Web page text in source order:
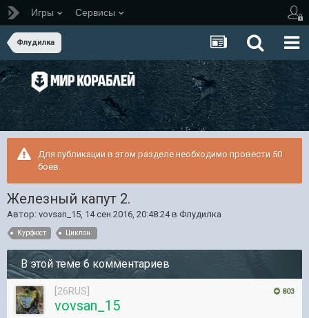
Игры Сервисы
Флудилка
Для публикации в этом разделе необходимо провести 50
боёв.
Железный капут 2.
Автор: vovsan_15, 14 сен 2016, 20:48:24в Флудилка
Курфюст Циклон.
В этой теме 6 комментариев
803
[26RUS]
vovsan_15